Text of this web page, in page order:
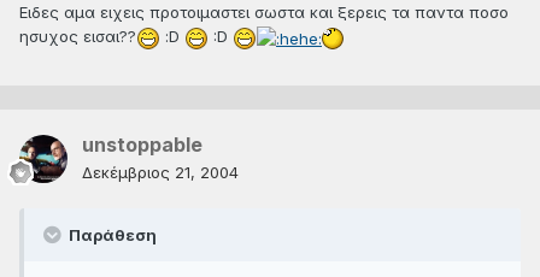
Ειδες αμα ειχεις προτοιμαστει σωστα και ξερεις τα παντα ποσο
ησυχος εισαι??
:D :D
unstoppable
Δεκέμβριος 21, 2004
Παράθεση